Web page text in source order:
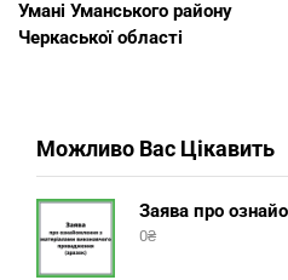
Умані Уманського району
Черкаської області
Можливо Вас Цікавить
0₴